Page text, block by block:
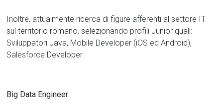
Inoltre, attualmente ricerca di figure afferenti al settore IT
sul territorio romano, selezionando profili Junior quali:
Sviluppatori Java, Mobile Developer (iOS ed Android),
Salesforce Developer.
Big Data Engineer